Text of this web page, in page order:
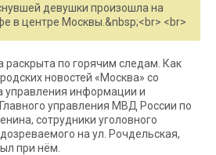
девушки произошла на
в центре Москвы.&nbsp;<br> <br>
по горячим следам. Как
новостей «Москва» со
управления информации и
управления МВД России по
сотрудники уголовного
на ул. Рочдельская,
при нём.